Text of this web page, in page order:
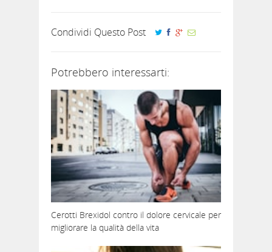
Condividi Questo Post
Potrebbero interessarti:
Cerotti Brexidol contro il dolore cervicale per
migliorare la qualità della vita